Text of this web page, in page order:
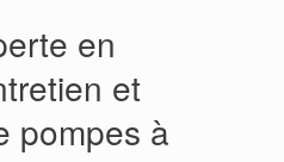
en
et
pompes à